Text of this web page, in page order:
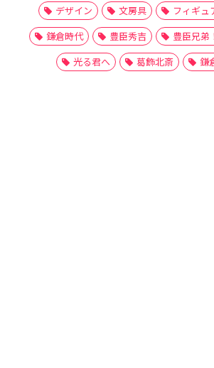
デザイン
文房具 フィギュ
鎌倉時代
豊臣秀吉 豊臣兄弟
光る君へ
葛飾北斎 鎌